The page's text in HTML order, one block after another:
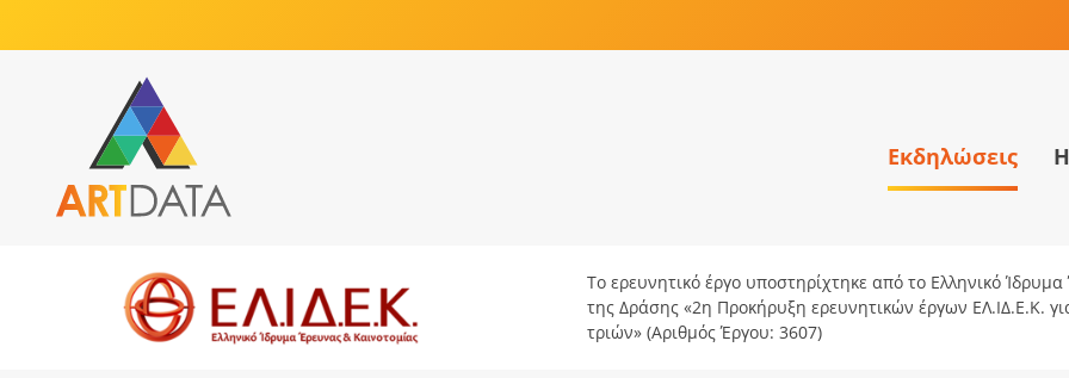
Εκδηλώσεις
Το ερευνητικό έργο υποστηρίχτηκε από το Ελληνικό
της Δράσης «2η Προκήρυξη ερευνητικών έργων ΕΛ.ΙΔ.Ε.Κ.
τριών» (Αριθμός Έργου: 3607)